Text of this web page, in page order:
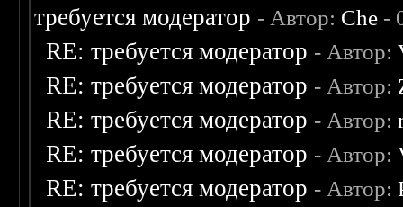
требуется модератор - Автор: Che -
RE: требуется модератор - Автор:
RE: требуется модератор - Автор:
RE: требуется модератор - Автор:
RE: требуется модератор - Автор:
RE: требуется модератор - Автор: